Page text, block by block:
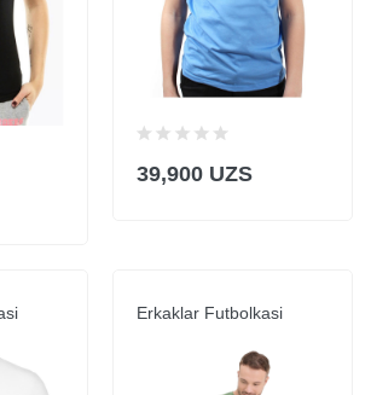
39,900 UZS
Erkaklar Futbolkasi